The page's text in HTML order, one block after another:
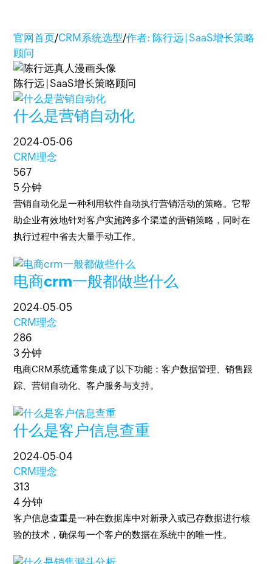
官网首页/CRM系统选型/作者: 陈行远 | SaaS增长策略
顾问
陈行远 | SaaS增长策略顾问
什么是营销自动化
2024-05-06
CRM理念
567
5 分钟
营销自动化是一种利用软件自动执行营销活动的策略。它帮
助企业有效地针对客户实施跨多个渠道的营销策略，同时在
执行过程中省去大量手动工作。
电商crm一般都做些什么
2024-05-05
CRM理念
286
3 分钟
电商CRM系统通常集成了以下功能：客户数据管理、销售跟
踪、营销自动化、客户服务与支持。
什么是客户信息查重
2024-05-04
CRM理念
313
4 分钟
客户信息查重是一种在数据库中对新录入或已存数据进行核
验的技术，确保每一个客户的数据在系统中的唯一性。